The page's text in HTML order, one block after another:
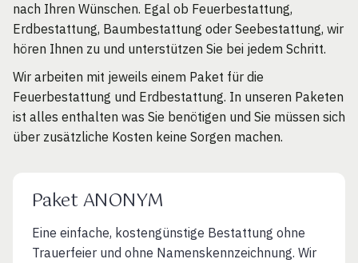
nach Ihren Wünschen. Egal ob Feuerbestattung,
Erdbestattung, Baumbestattung oder Seebestattung, wir
hören Ihnen zu und unterstützen Sie bei jedem Schritt.
Wir arbeiten mit jeweils einem Paket für die
Feuerbestattung und Erdbestattung. In unseren Paketen
ist alles enthalten was Sie benötigen und Sie müssen sich
über zusätzliche Kosten keine Sorgen machen.
Paket ANONYM
Eine einfache, kostengünstige Bestattung ohne
Trauerfeier und ohne Namenskennzeichnung. Wir